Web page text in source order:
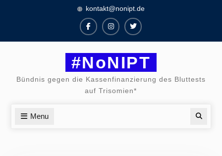
kontakt@nonipt.de
FacebookInstagram
Twitter
#NoNIPT
Bündnis gegen die Kassenfinanzierung des Bluttests
auf Trisomien*
Menu